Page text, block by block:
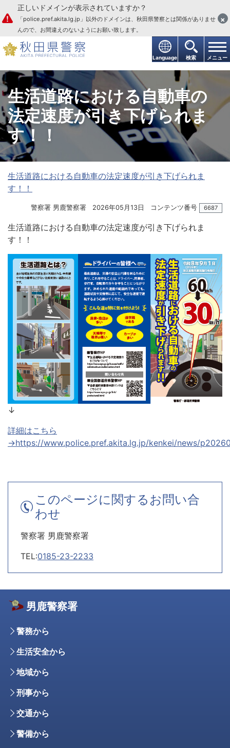
本文へ
Language 検索 メニュー
正しいドメインが表示されていますか？
「police.pref.akita.lg.jp」以外のドメインは、秋田県警察とは関係がありませ
んので、お間違えのないようにお願い致します。
×
生活道路における自動車の
法定速度が引き下げられま
す！！
生活道路における自動車の法定速度が引き下げられま
す！！
警察署 男鹿警察署 2026年05月13日 コンテンツ番号 6687
生活道路における自動車の法定速度が引き下げられま
す！！
↓
詳細はこちら
→https://www.police.pref.akita.lg.jp/kenkei/news/
このページに関するお問い合
わせ
警察署 男鹿警察署
TEL:0185-23-2233
男鹿警察署
警務から
生活安全から
地域から
刑事から
交通から
警備から